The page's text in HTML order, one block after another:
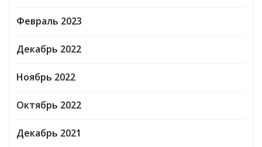
Февраль 2023
Декабрь 2022
Ноябрь 2022
Октябрь 2022
Декабрь 2021